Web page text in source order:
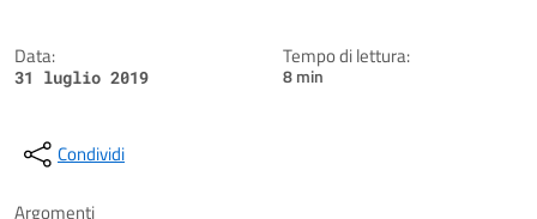
Data:
31 luglio 2019
Tempo di lettura:
8 min
Condividi
Argomenti